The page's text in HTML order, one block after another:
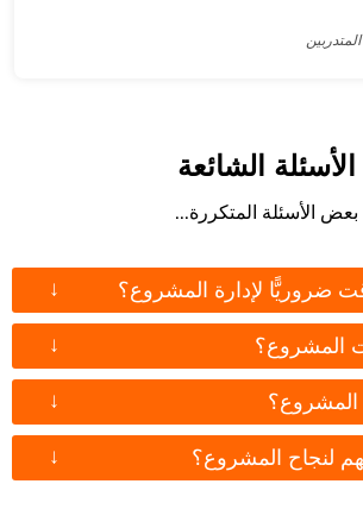
الأسئلة الشائعة
بعض الأسئلة المتكررة...
ضروريًّا لإدارة المشروع؟ ↓
المشروع؟ ↓
المشروع؟ ↓
لنجاح المشروع؟ ↓